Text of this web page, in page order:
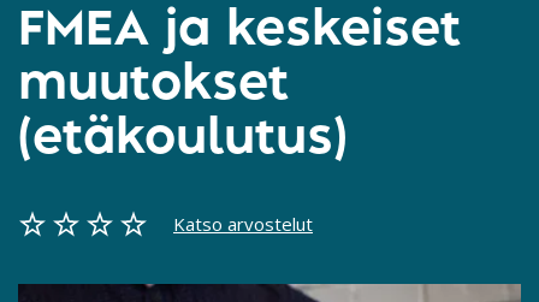
FMEA ja keskeiset
muutokset
(etäkoulutus)
Katso arvostelut